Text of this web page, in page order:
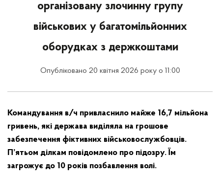
організовану злочинну групу
військових у багатомільйонних
оборудках з держкоштами
Опубліковано 20 квітня 2026 року о 11:00
Командування в/ч привласнило майже 16,7 мільйона
гривень, які держава виділяла на грошове
забезпечення фіктивних військовослужбовців.
П’ятьом ділкам повідомлено про підозру. Їм
загрожує до 10 років позбавлення волі.